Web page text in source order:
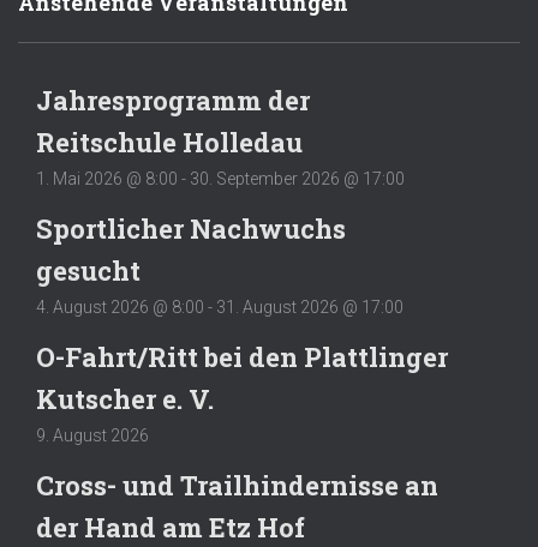
Jahresprogramm der
Reitschule Holledau
1. Mai 2026 @ 8:00 - 30. September 2026 @ 17:00
Sportlicher Nachwuchs
gesucht
4. August 2026 @ 8:00 - 31. August 2026 @ 17:00
O-Fahrt/Ritt bei den Plattlinger
Kutscher e. V.
9. August 2026
Cross- und Trailhindernisse an
der Hand am Etz Hof